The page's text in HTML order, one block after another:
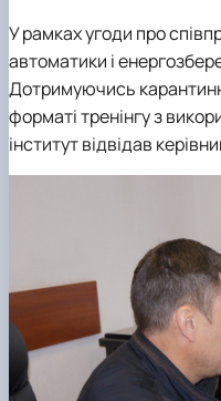
Практичне
Дуальна форма
Студентський
Наукові гуртки
Анкетування
Наука та інновації
Популяризація
У рамках угоди про
автоматики і
Дотримуючись
форматі тренінгу з
інститут відвідав